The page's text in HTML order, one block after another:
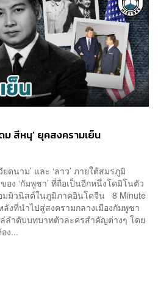
ม สีหนุ’ ยุคสงครามเย็น
ดนาม’ และ ‘ลาว’ ภายใต้สมรภูมิ
อง ‘กัมพูชา’ ที่ถือเป็นอีกหนึ่งโดมิโนตัว
มมิวนิสต์ในภูมิภาคอินโดจีน 8 Minute
งที่นำไปสู่สงครามกลางเมืองกัมพูชา
ลำดับบทบาทตัวละครสำคัญต่างๆ โดย
ง...